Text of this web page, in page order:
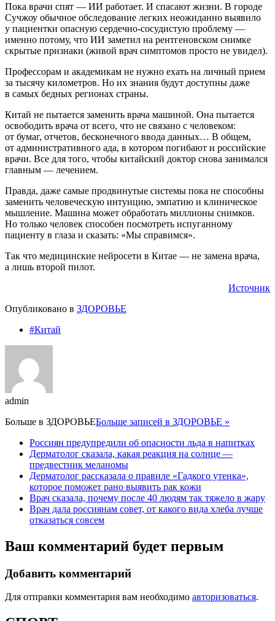
Пока врачи спят — ИИ работает. И спасают жизни. В городе
Сучжоу обычное обследование легких неожиданно выявило
у пациентки опасную сердечно-сосудистую проблему —
именно потому, что ИИ заметил на рентгеновском снимке
скрытые признаки (живой врач симптомов просто не увидел).
Профессорам и академикам не нужно ехать на личный прием
за тысячу километров. Но их знания будут доступны даже
в самых бедных регионах страны.
Китай не пытается заменить врача машиной. Она пытается
освободить врача от всего, что не связано с человеком:
от бумаг, отчетов, бесконечного ввода данных… В общем,
от административного ада, в котором погибают и российские
врачи. Все для того, чтобы китайский доктор снова занимался
главным — лечением.
Правда, даже самые продвинутые системы пока не способны
заменить человеческую интуицию, эмпатию и клиническое
мышление. Машина может обработать миллионы снимков.
Но только человек способен посмотреть испуганному
пациенту в глаза и сказать: «Мы справимся».
Так что медицинские нейросети в Китае — не замена врача,
а лишь второй пилот.
Источник
Опубликовано в ЗДОРОВЬЕ
#Китай
admin
Больше в ЗДОРОВЬЕБольше записей в ЗДОРОВЬЕ »
Россиян предупредили об опасности льда в напитках
Дерматолог сказала, какая реакция на солнце —
предвестник меланомы
Дерматолог рассказала о правиле «Гадкого утенка»,
которое поможет рано выявить рак кожи
Врач сказала, почему после 40 людям так тяжело в жару
Врач дала россиянам совет, от какого вида хлеба лучше
отказаться совсем
Ваш комментарий будет первым
Добавить комментарий
Для отправки комментария вам необходимо авторизоваться.